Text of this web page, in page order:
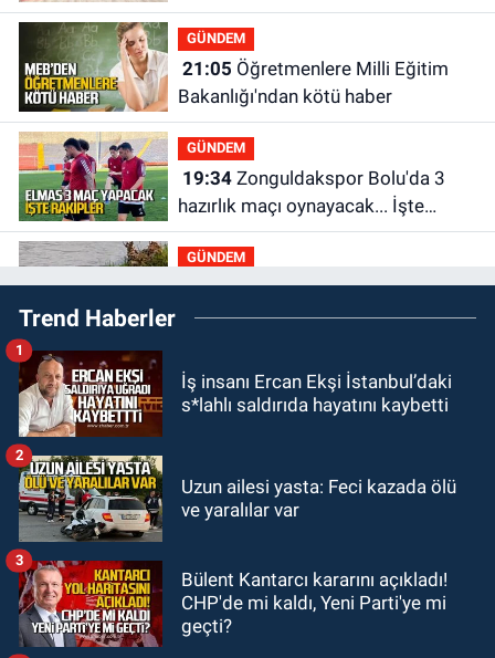
GÜNDEM
21:05
Bakanlığı'ndan kötü haber
GÜNDEM
19:34Zonguldakspor Bolu'da 3
hazırlık maçı oynayacak... İşte
rakipler...
GÜNDEM
19:27Çaycuma ırmağında görüldü:
Görenler şaşkınlık yaşadı
19:12TMO kabuklu fındık alım
18:52Zonguldak'ta pitbul köpek
GÜNDEM
18:44Zonguldak'ta araç yayaya
çarptı: Ağır yaralanan yaya tedavi
Trend Haberler
İş insanı Ercan Ekşi İstanbul’daki
s*lahlı saldırıda hayatını kaybetti
1
Uzun ailesi yasta: Feci kazada ölü
ve yaralılar var
2
Bülent Kantarcı kararını açıkladı!
CHP'de mi kaldı, Yeni Parti'ye mi
geçti?
3